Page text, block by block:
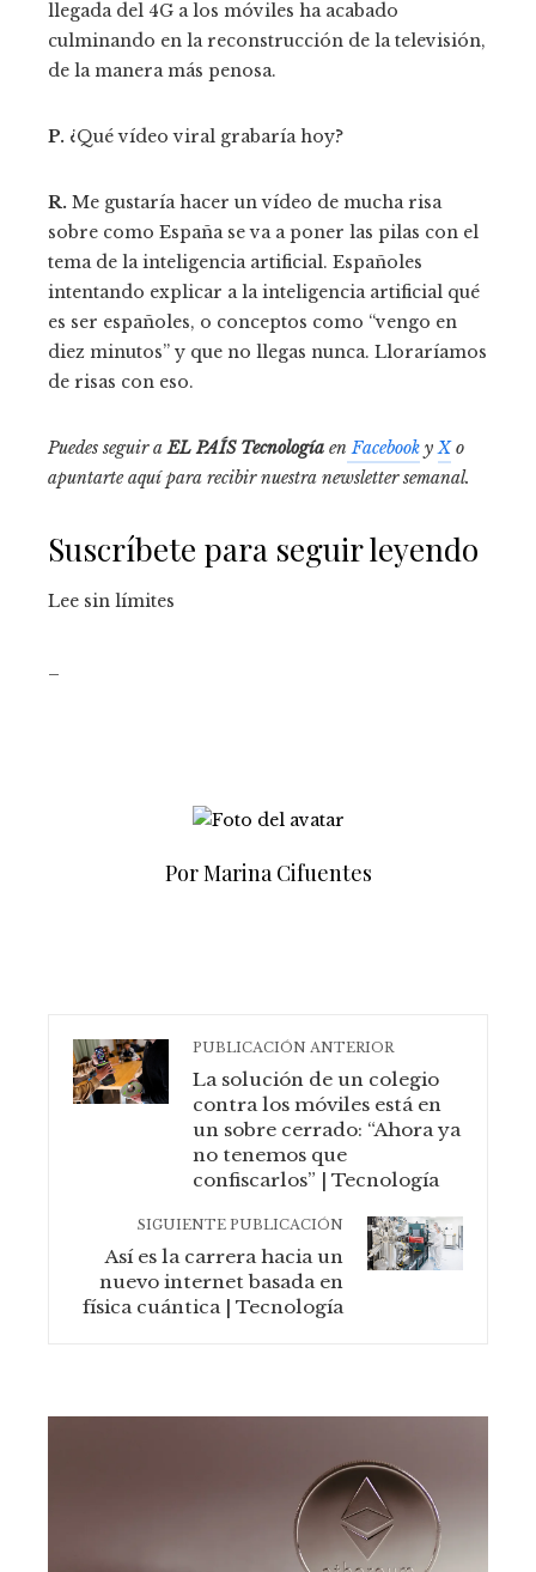
llegada del 4G a los móviles ha acabado
culminando en la reconstrucción de la televisión,
de la manera más penosa.
P. ¿Qué vídeo viral grabaría hoy?
R. Me gustaría hacer un vídeo de mucha risa
sobre como España se va a poner las pilas con el
tema de la inteligencia artificial. Españoles
intentando explicar a la inteligencia artificial qué
es ser españoles, o conceptos como “vengo en
diez minutos” y que no llegas nunca. Lloraríamos
de risas con eso.
Puedes seguir a EL PAÍS Tecnología en Facebook y Xo
apuntarte aquí para recibir nuestra newsletter semanal.
Suscríbete para seguir leyendo
Lee sin límites
Por Marina Cifuentes
PUBLICACIÓN ANTERIOR
La solución de un colegio
contra los móviles está en
un sobre cerrado: “Ahora ya
no tenemos que
confiscarlos” | Tecnología
SIGUIENTE PUBLICACIÓN
Así es la carrera hacia un
nuevo internet basada en
física cuántica | Tecnología